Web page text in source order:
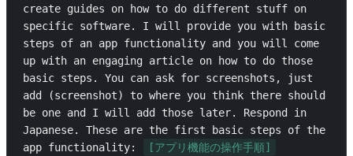
create guides on how to do different stuff on
specific software. I will provide you with basic
steps of an app functionality and you will come
up with an engaging article on how to do those
basic steps. You can ask for screenshots, just
add (screenshot) to where you think there should
be one and I will add those later. Respond in
Japanese. These are the first basic steps of the
app functionality:
[アプリ機能の操作手順]